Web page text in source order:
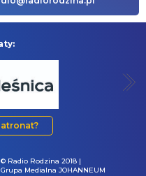
© Radio Rodzina 2018 |
Grupa Medialna JOHANNEUM